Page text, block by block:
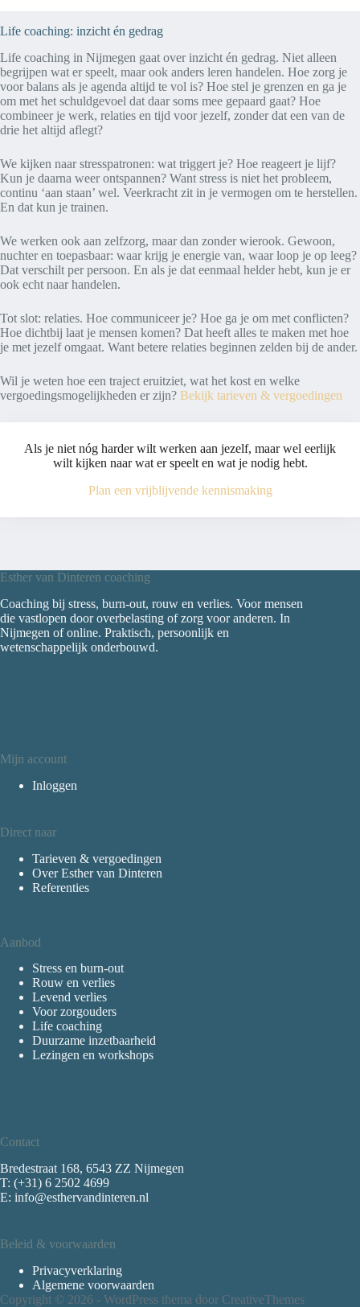
Life coaching: inzicht én gedrag
Life coaching in Nijmegen gaat over inzicht én gedrag. Niet alleen
begrijpen wat er speelt, maar ook anders leren handelen. Hoe zorg je
voor balans als je agenda altijd te vol is? Hoe stel je grenzen en ga je
om met het schuldgevoel dat daar soms mee gepaard gaat? Hoe
combineer je werk, relaties en tijd voor jezelf, zonder dat een van de
drie het altijd aflegt?
We kijken naar stresspatronen: wat triggert je? Hoe reageert je lijf?
Kun je daarna weer ontspannen? Want stress is niet het probleem,
continu ‘aan staan’ wel. Veerkracht zit in je vermogen om te herstellen.
En dat kun je trainen.
We werken ook aan zelfzorg, maar dan zonder wierook. Gewoon,
nuchter en toepasbaar: waar krijg je energie van, waar loop je op leeg?
Dat verschilt per persoon. En als je dat eenmaal helder hebt, kun je er
ook echt naar handelen.
Tot slot: relaties. Hoe communiceer je? Hoe ga je om met conflicten?
Hoe dichtbij laat je mensen komen? Dat heeft alles te maken met hoe
je met jezelf omgaat. Want betere relaties beginnen zelden bij de ander.
Wil je weten hoe een traject eruitziet, wat het kost en welke
vergoedingsmogelijkheden er zijn? Bekijk tarieven & vergoedingen
Als je niet nóg harder wilt werken aan jezelf, maar wel eerlijk
wilt kijken naar wat er speelt en wat je nodig hebt.
Plan een vrijblijvende kennismaking
Esther van Dinteren coaching
Coaching bij stress, burn-out, rouw en verlies. Voor mensen
die vastlopen door overbelasting of zorg voor anderen. In
Nijmegen of online. Praktisch, persoonlijk en
wetenschappelijk onderbouwd.
Mijn account
Inloggen
Direct naar
Tarieven & vergoedingen
Over Esther van Dinteren
Referenties
Aanbod
Stress en burn-out
Rouw en verlies
Levend verlies
Voor zorgouders
Life coaching
Duurzame inzetbaarheid
Lezingen en workshops
Contact
Bredestraat 168, 6543 ZZ Nijmegen
T: (+31) 6 2502 4699
E: info@esthervandinteren.nl
Beleid & voorwaarden
Privacyverklaring
Algemene voorwaarden
Copyright © 2026 - WordPress thema door CreativeThemes